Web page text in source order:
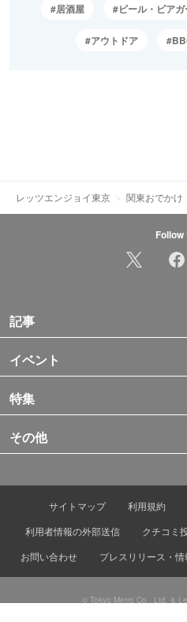
居酒屋 ビール・ビアガ
アウトドア
レッツエンジョイ東京 関東おでかけ
Follow
記事
イベント
特集
その他
サイトマップ 利用規約
利用者情報の外部送信
クチコミ
お問い合わせ
プレスリリース・
© Tokyo Metro Co., Ltd. &